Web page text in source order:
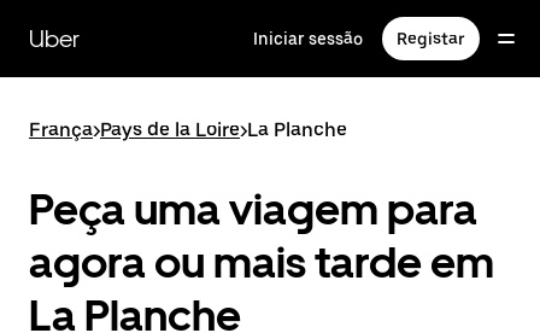
para
conteúdo
Uber Iniciar sessão Registar
França>Pays de la Loire>La Planche
Peça uma viagem para
agora ou mais tarde em
La Planche